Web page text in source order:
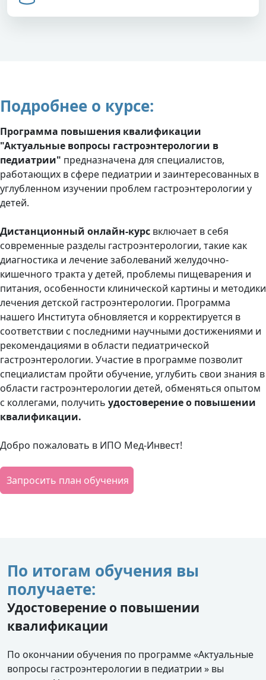
Подробнее о курсе:
Программа повышения квалификации
"Актуальные вопросы гастроэнтерологии в
педиатрии" предназначена для специалистов,
работающих в сфере педиатрии и заинтересованных в
углубленном изучении проблем гастроэнтерологии у
детей.
Дистанционный онлайн-курс включает в себя
современные разделы гастроэнтерологии, такие как
диагностика и лечение заболеваний желудочно-
кишечного тракта у детей, проблемы пищеварения и
питания, особенности клинической картины и методики
лечения детской гастроэнтерологии. Программа
нашего Института обновляется и корректируется в
соответствии с последними научными достижениями и
рекомендациями в области педиатрической
гастроэнтерологии. Участие в программе позволит
специалистам пройти обучение, углубить свои знания в
области гастроэнтерологии детей, обменяться опытом
с коллегами, получить удостоверение о повышении
квалификации.
Добро пожаловать в ИПО Мед-Инвест!
Запросить план обучения
По итогам обучения вы
получаете:
Удостоверение о повышении
квалификации
По окончании обучения по программе «Актуальные
вопросы гастроэнтерологии в педиатрии » вы